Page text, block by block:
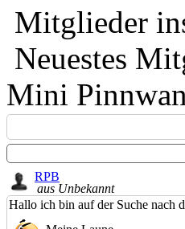
Mitglieder
Neuestes
Mini
RPB
aus Unbekannt
Hallo ich bin auf der Suche nach